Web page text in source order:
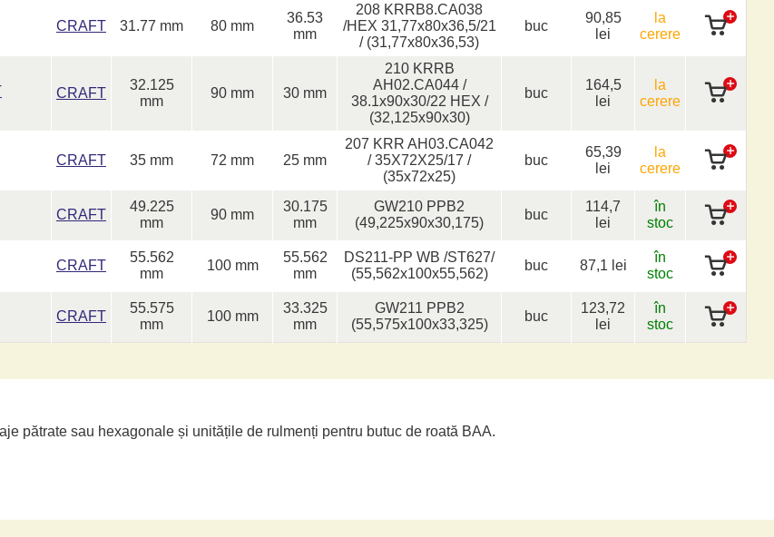
CRAFT 31.77 mm 80 mm
36.53
mm
208 KRRB8.CA038
/HEX 31,77x80x36,5/21
/ (31,77x80x36,53)
buc
90,85
lei
la
cerere
CRAFT
32.125
mm
90 mm 30 mm
210 KRRB
AH02.CA044 /
38.1x90x30/22 HEX /
(32,125x90x30)
buc
164,5
lei
la
cerere
CRAFT 35 mm 72 mm 25 mm
207 KRR AH03.CA042
/ 35X72X25/17 /
(35x72x25)
buc
65,39
lei
la
cerere
CRAFT
49.225
mm
90 mm
30.175
mm
GW210 PPB2
(49,225x90x30,175)
buc
114,7
lei
în
stoc
CRAFT
55.562
mm
100 mm
55.562
mm
DS211-PP WB /ST627/
(55,562x100x55,562)
buc 87,1 lei
în
stoc
CRAFT
55.575
mm
100 mm
33.325
mm
GW211 PPB2
(55,575x100x33,325)
buc
123,72
lei
în
stoc
pătrate sau hexagonale și unitățile de rulmenți pentru butuc de roată BAA.